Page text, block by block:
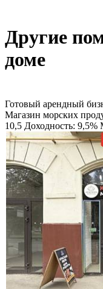
Другие
доме
Готовый арендный
Магазин морских
10,5 Доходность: 9,5%